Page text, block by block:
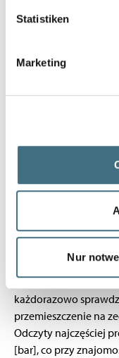
Statistiken
Marketing
Nur
podpierającymi oraz
Następnie między
manometrem.
W ostatnim kroku, na
zestaw do pomiaru
Po sprawdzeniu
poprzez wstępne
próbę.
odstępach
ciśnienie w
każdorazowo
przemieszczenie na
Odczyty najczęściej
[bar], co przy